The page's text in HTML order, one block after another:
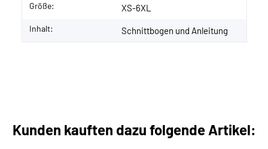
Größe: XS-6XL
Inhalt: Schnittbogen und Anleitung
Kunden kauften dazu folgende Artikel: